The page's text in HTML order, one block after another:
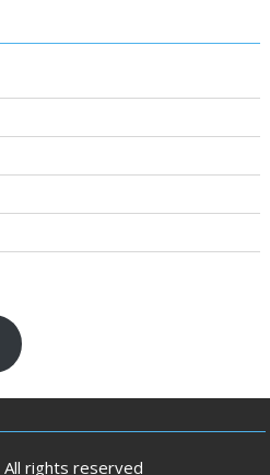
rights reserved